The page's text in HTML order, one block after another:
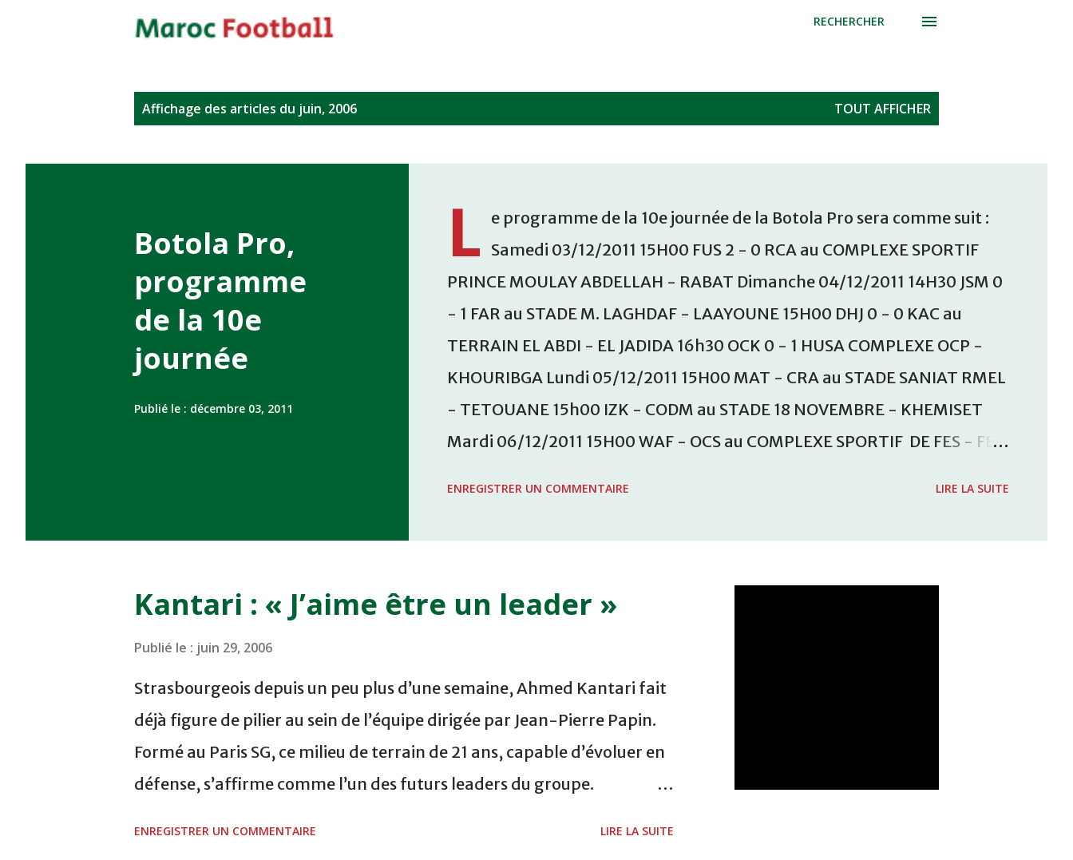
RECHERCHER
t
Affichage des articles du juin, 2006 TOUT AFFICHER
Botola Pro,
programme
de la 10e
journée
Publié le : décembre 03, 2011
L e programme de la 10e journée de la Botola Pro sera comme suit :
Samedi 03/12/2011 15H00 FUS 2 - 0 RCA au COMPLEXE SPORTIF
PRINCE MOULAY ABDELLAH - RABAT Dimanche 04/12/2011 14H30 JSM 0
- 1 FAR au STADE M. LAGHDAF - LAAYOUNE 15H00 DHJ 0 - 0 KAC au
TERRAIN EL ABDI - EL JADIDA 16h30 OCK 0 - 1 HUSA COMPLEXE OCP -
KHOURIBGA Lundi 05/12/2011 15H00 MAT - CRA au STADE SANIAT RMEL
- TETOUANE 15h00 IZK - CODM au STADE 18 NOVEMBRE - KHEMISET
Mardi 06/12/2011 15H00 WAF - OCS au COMPLEXE SPORTIF DE FES - FES
ENREGISTRER UN COMMENTAIRE LIRE LA SUITE
Kantari : « J’aime être un leader »
Publié le : juin 29, 2006
Strasbourgeois depuis un peu plus d’une semaine, Ahmed Kantari fait
déjà figure de pilier au sein de l’équipe dirigée par Jean-Pierre Papin.
Formé au Paris SG, ce milieu de terrain de 21 ans, capable d’évoluer en
défense, s’affirme comme l’un des futurs leaders du groupe.
ENREGISTRER UN COMMENTAIRE LIRE LA SUITE